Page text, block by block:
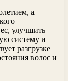
а
улучшить
систему и
разгрузке
волос и